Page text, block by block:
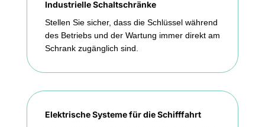
Industrielle Schaltschränke
Stellen Sie sicher, dass die Schlüssel während
des Betriebs und der Wartung immer direkt am
Schrank zugänglich sind.
Elektrische Systeme für die Schifffahrt